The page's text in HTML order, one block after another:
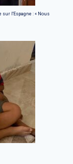
l'Espagne : « Nous